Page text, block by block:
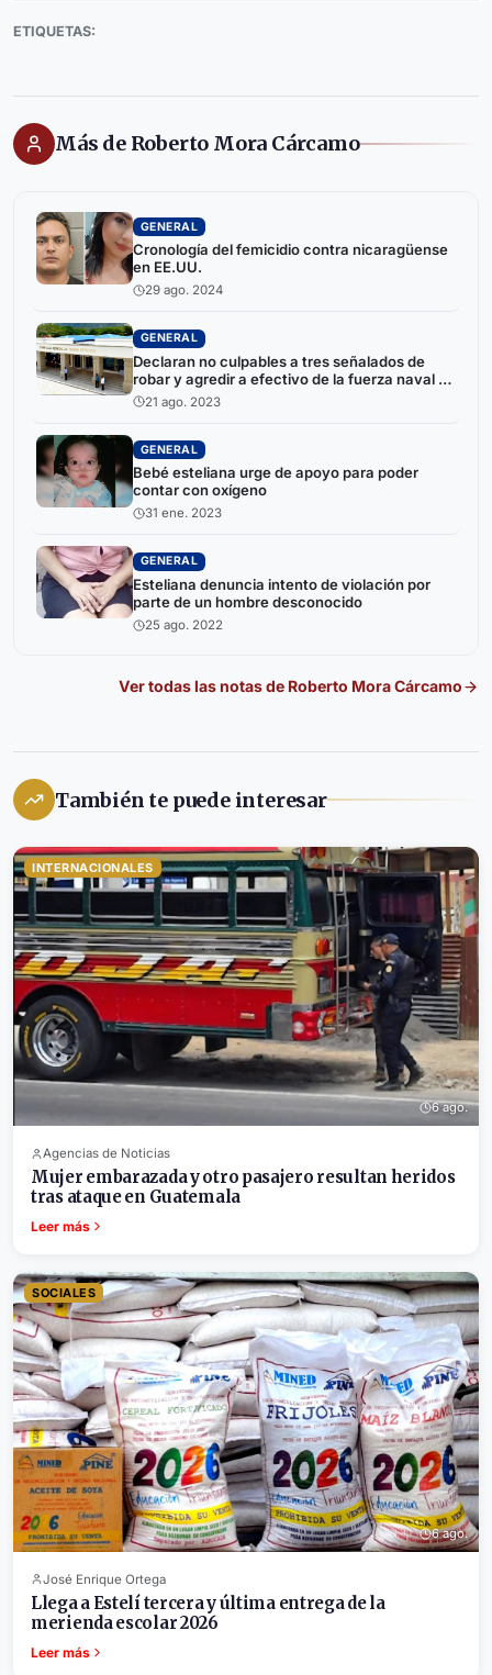
ETIQUETAS:
Más de Roberto Mora Cárcamo
GENERAL
Cronología del femicidio contra nicaragüense
en EE.UU.
29 ago. 2024
GENERAL
Declaran no culpables a tres señalados de
robar y agredir a efectivo de la fuerza naval en
Ocotal
21 ago. 2023
GENERAL
Bebé esteliana urge de apoyo para poder
contar con oxígeno
31 ene. 2023
GENERAL
Esteliana denuncia intento de violación por
parte de un hombre desconocido
25 ago. 2022
Ver todas las notas de Roberto Mora Cárcamo
También te puede interesar
INTERNACIONALES
6 ago.
Agencias de Noticias
Mujer embarazada y otro pasajero resultan heridos
tras ataque en Guatemala
Leer más
SOCIALES
6 ago.
José Enrique Ortega
Llega a Estelí tercera y última entrega de la
merienda escolar 2026
Leer más